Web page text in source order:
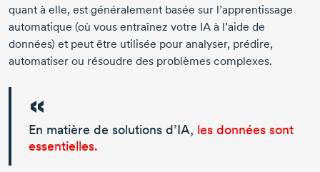
quant à elle, est généralement basée sur l’apprentissage
automatique (où vous entraînez votre IA à l’aide de
données) et peut être utilisée pour analyser, prédire,
automatiser ou résoudre des problèmes complexes.
En matière de solutions d’IA, les données sont
essentielles.